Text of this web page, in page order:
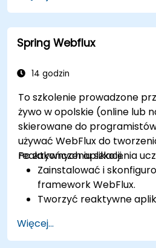
internetowego,
aplikację reaktywną.
Integrować aplikację
Testować i wdrażać
Spring Webflux
14 godzin
To szkolenie prowadzone
żywo w opolskie (online lub
skierowane do
używać WebFlux do
reaktywnych aplikacji.
Po zakończeniu szkolenia
Zainstalować i
framework WebFlux.
Tworzyć reaktywne
Więcej...